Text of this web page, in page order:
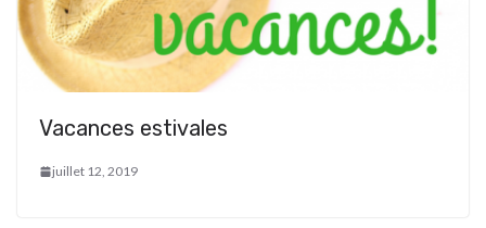
Vacances estivales
juillet 12, 2019